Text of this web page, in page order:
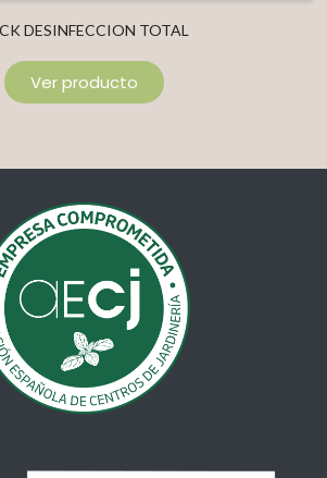
DESINFECCION TOTAL
Ver producto